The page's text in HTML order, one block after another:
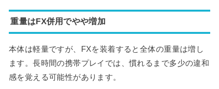
重量はFX併用でやや増加
本体は軽量ですが、FXを装着すると全体の重量は増し
ます。長時間の携帯プレイでは、慣れるまで多少の違和
感を覚える可能性があります。